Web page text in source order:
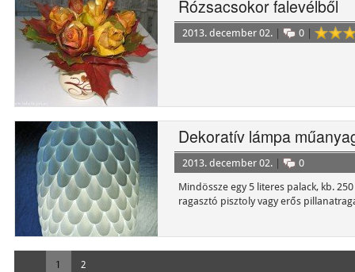
Rózsacsokor falevélből
2013. december 02. 0
Dekoratív lámpa
2013. december 02.
0
Mindössze egy 5 literes palack, kb.
ragasztó pisztoly vagy erős
1 2